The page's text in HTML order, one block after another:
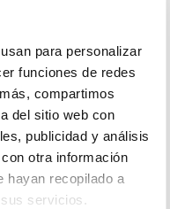
para personalizar
funciones de redes
compartimos
del sitio web con
publicidad y análisis
otra información
hayan recopilado a
servicios.